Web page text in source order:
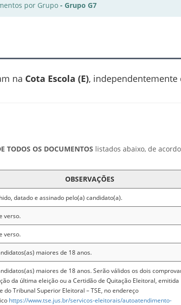
por Grupo- Grupo G7
na Cota Escola (E), independentemente
TODOS OS DOCUMENTOS listados abaixo, de
OBSERVAÇÕES
datado e assinado pelo(a) candidato(a).
verso.
verso.
maiores de 18 anos.
maiores de 18 anos. Serão válidos os dois
da última eleição ou a Certidão de Quitação Eleitoral, emitida
do Tribunal Superior Eleitoral – TSE, no endereço
https://www.tse.jus.br/servicos-eleitorais/autoatendimento-